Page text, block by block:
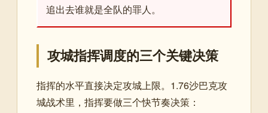
追出去谁就是全队的罪人。
攻城指挥调度的三个关键决策
指挥的水平直接决定攻城上限。1.76沙巴克攻
城战术里，指挥要做三个快节奏决策：